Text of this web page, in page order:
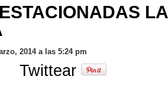
2014 a las 5:24 pm
Twittear